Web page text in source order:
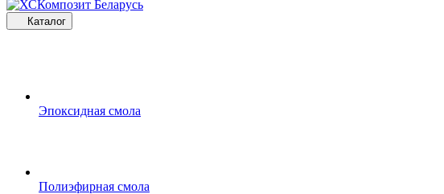
Каталог
Эпоксидная смола
Полиэфирная смола